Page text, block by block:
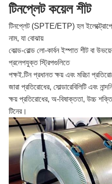
টিনপ্লেট কয়েল শীট
টিনপ্লেট (SPTE/ETP) হল
নাম, যা বোঝায়
কোল্ড-রোল্ড লো-কার্বন ইস্পাত শীট বা
প্রলেপযুক্ত স্ট্রিপগুলিতে
পক্ষই.টিন প্রধানত ক্ষয় এবং মরিচা
জারা প্রতিরোধের, সোল্ডারেবিলিটি এবং
ক্ষয় প্রতিরোধের, অ-বিষাক্ততা, উচ্চ
টিনের।